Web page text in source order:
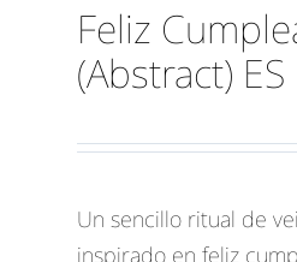
Feliz
(Abstract) ES
Un sencillo ritual de
inspirado en feliz